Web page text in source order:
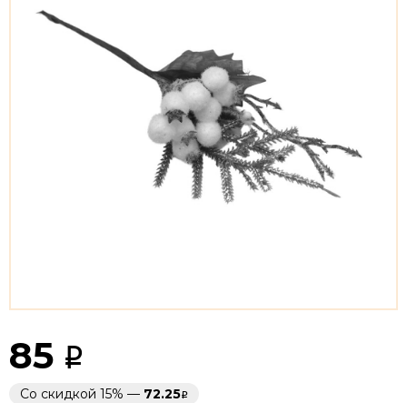
85
Со скидкой 15% — 72.25